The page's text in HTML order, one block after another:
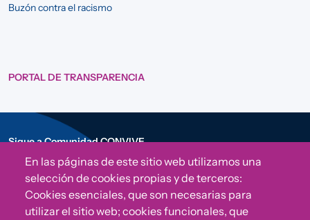
Buzón contra el racismo
PORTAL DE TRANSPARENCIA
Sigue a Comunidad CONVIVE
En las páginas de este sitio web utilizamos una
selección de cookies propias y de terceros:
Cookies esenciales, que son necesarias para
utilizar el sitio web; cookies funcionales, que